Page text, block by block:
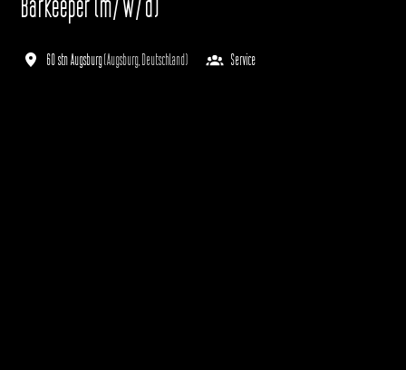
Barkeeper (m/w/d)
60 stn Augsburg(Augsburg Deutschland) Service